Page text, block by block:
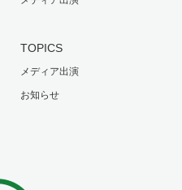
TOPICS
メディア出演
お知らせ